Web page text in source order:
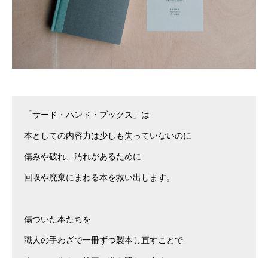
「サード・ハンド・ブックス」は
本としての内容力は少しも失っていないのに
傷みや破れ、汚れがあるために
回収や廃棄にまわる本を救い出します。
傷ついた本たちを
職人の手わざで一冊ずつ製本し直すことで